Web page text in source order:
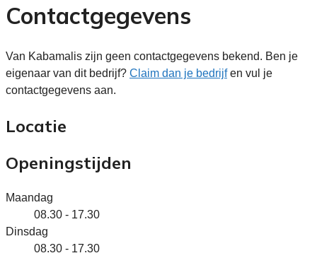
Contactgegevens
Van Kabamalis zijn geen contactgegevens bekend. Ben je
eigenaar van dit bedrijf? Claim dan je bedrijfen vul je
contactgegevens aan.
Locatie
Openingstijden
Maandag
08.30 - 17.30
Dinsdag
08.30 - 17.30